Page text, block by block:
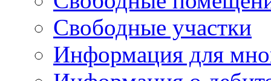
Свободные участки
Информация для